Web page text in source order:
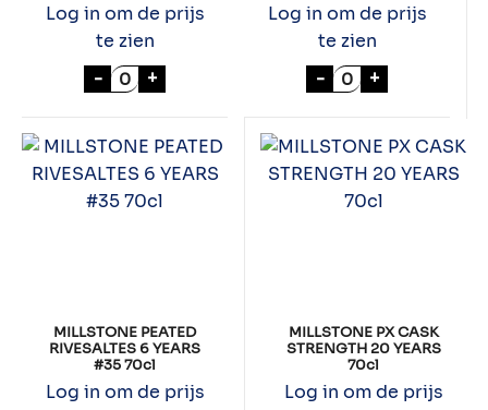
Log in om de prijs
te zien
- ZUIDAM SMUGGLERS TRAIL 70cl aantal
+
Log in om de prijs
te zien
- BOOMSMA
+
MILLSTONE PEATED
RIVESALTES 6 YEARS
#35 70cl
Log in om de prijs
MILLSTONE PX CASK
STRENGTH 20 YEARS
70cl
Log in om de prijs